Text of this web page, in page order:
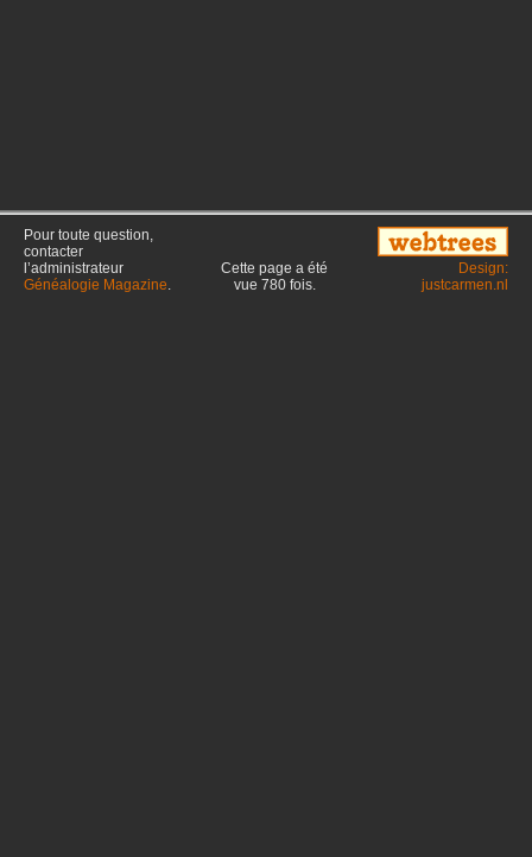
Pour toute question,
contacter
l’administrateur
Généalogie Magazine.
Cette page a été
vue 780fois.
Design:
justcarmen.nl